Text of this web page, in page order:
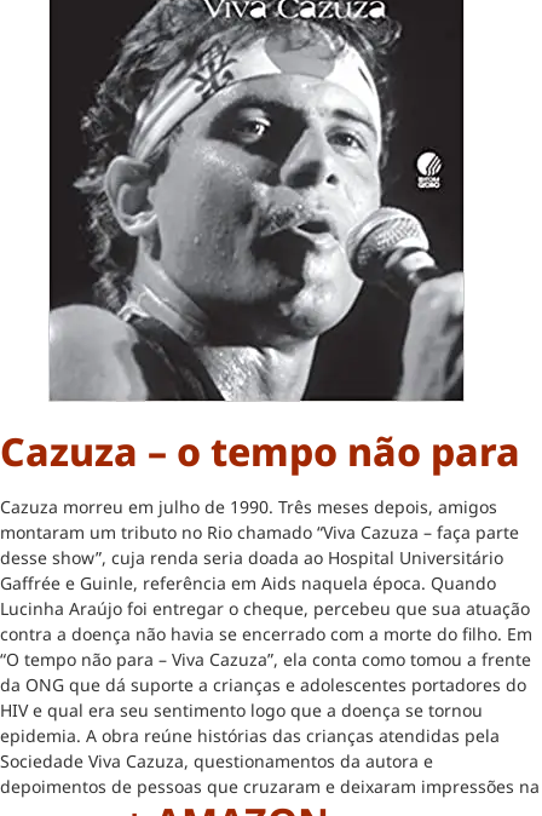
Cazuza – o tempo não para
Cazuza morreu em julho de 1990. Três meses depois, amigos
montaram um tributo no Rio chamado “Viva Cazuza – faça parte
desse show”, cuja renda seria doada ao Hospital Universitário
Gaffrée e Guinle, referência em Aids naquela época. Quando
Lucinha Araújo foi entregar o cheque, percebeu que sua atuação
contra a doença não havia se encerrado com a morte do filho. Em
“O tempo não para – Viva Cazuza”, ela conta como tomou a frente
da ONG que dá suporte a crianças e adolescentes portadores do
HIV e qual era seu sentimento logo que a doença se tornou
epidemia. A obra reúne histórias das crianças atendidas pela
Sociedade Viva Cazuza, questionamentos da autora e
depoimentos de pessoas que cruzaram e deixaram impressões na